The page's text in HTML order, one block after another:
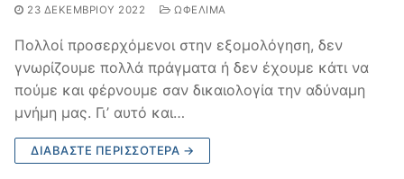
23 ΔΕΚΕΜΒΡΊΟΥ 2022 ΩΦΈΛΙΜΑ
Πολλοί προσερχόμενοι στην εξομολόγηση, δεν
γνωρίζουμε πολλά πράγματα ή δεν έχουμε κάτι να
πούμε και φέρνουμε σαν δικαιολογία την αδύναμη
μνήμη μας. Γι’ αυτό και…
ΔΙΑΒΆΣΤΕ ΠΕΡΙΣΣΌΤΕΡΑ →